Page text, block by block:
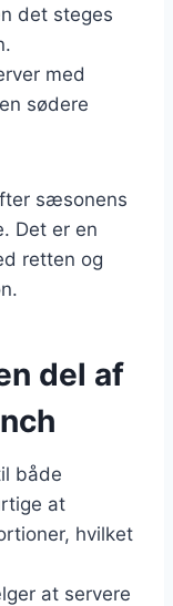
det steges
med
sødere
sæsonens
Det er en
retten og
del af
både
at
hvilket
at servere